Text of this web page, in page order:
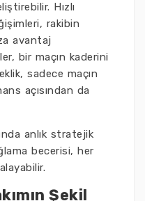
Hızlı
rakibin
avantaj
bir maçın kaderini
sadece maçın
açısından da
anlık stratejik
becerisi, her
Şekil